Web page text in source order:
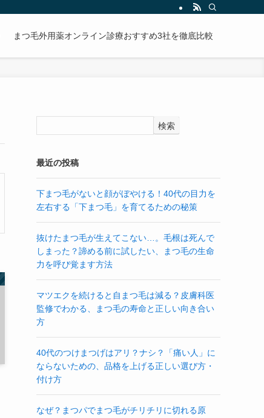
まつ毛外用薬オンライン診療おすすめ3社を徹底比較
検索
最近の投稿
下まつ毛がないと顔がぼやける！40代の目力を
左右する「下まつ毛」を育てるための秘策
抜けたまつ毛が生えてこない…。毛根は死んで
しまった？諦める前に試したい、まつ毛の生命
力を呼び覚ます方法
マツエクを続けると自まつ毛は減る？皮膚科医
監修でわかる、まつ毛の寿命と正しい向き合い
方
40代のつけまつげはアリ？ナシ？「痛い人」に
ならないための、品格を上げる正しい選び方・
付け方
なぜ？まつパでまつ毛がチリチリに切れる原